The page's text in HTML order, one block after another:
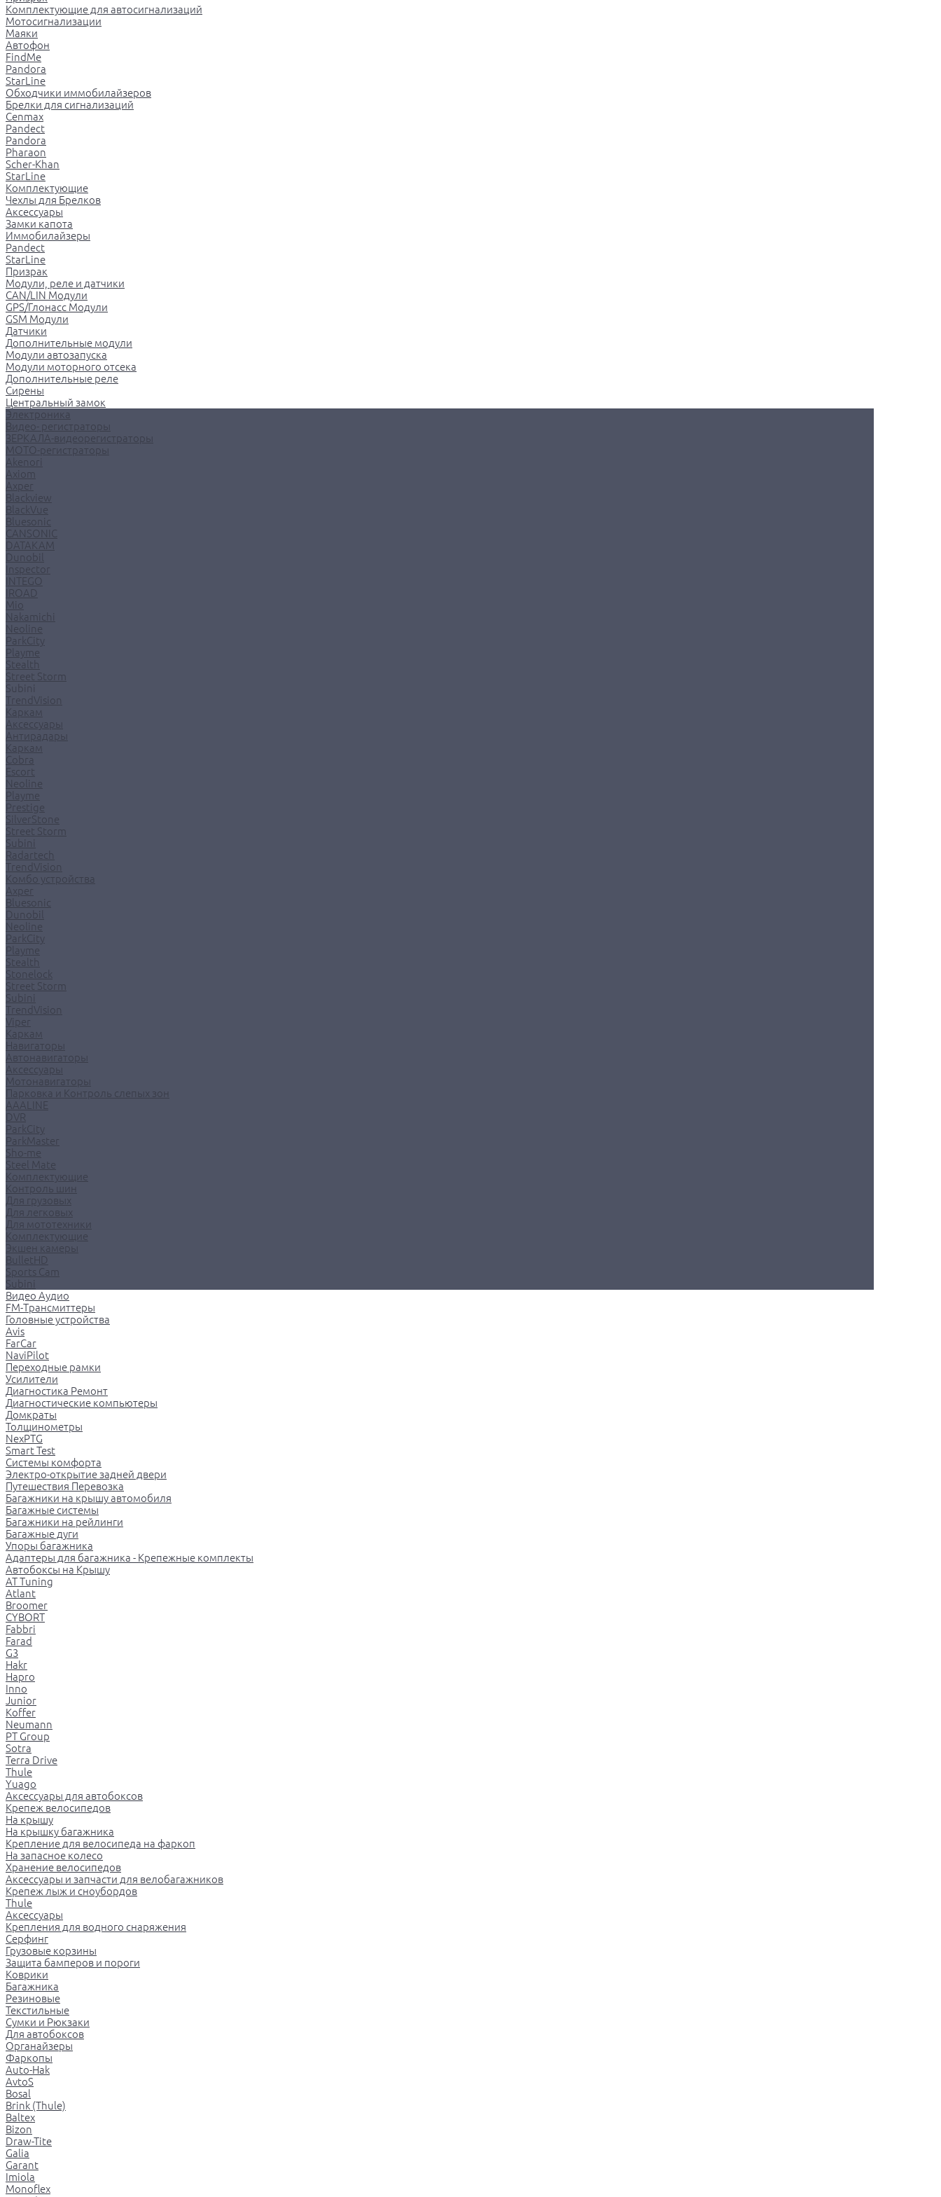
Комплектующие для автосигнализаций
Мотосигнализации
Маяки
Автофон
FindMe
Pandora
StarLine
Обходчики иммобилайзеров
Брелки для сигнализаций
Cenmax
Pandect
Pandora
Pharaon
Scher-Khan
StarLine
Комплектующие
Чехлы для Брелков
Аксессуары
Замки капота
Иммобилайзеры
Pandect
StarLine
Призрак
Модули, реле и датчики
CAN/LIN Модули
GPS/Глонасс Модули
GSM Модули
Датчики
Дополнительные модули
Модули автозапуска
Модули моторного отсека
Дополнительные реле
Сирены
Центральный замок
Электроника
Видео- регистраторы
ЗЕРКАЛА-видеорегистраторы
МОТО-регистраторы
Akenori
Axiom
Axper
Blackview
BlackVue
Bluesonic
CANSONIC
DATAKAM
Dunobil
Inspector
INTEGO
IROAD
Mio
Nakamichi
Neoline
ParkCity
Playme
Stealth
Street Storm
Subini
TrendVision
Каркам
Аксессуары
Антирадары
Каркам
Cobra
Escort
Neoline
Playme
Prestige
SilverStone
Street Storm
Subini
Radartech
TrendVision
Комбо устройства
Axper
Bluesonic
Dunobil
Neoline
ParkCity
Playme
Stealth
Stonelock
Street Storm
Subini
TrendVision
Viper
Каркам
Навигаторы
Автонавигаторы
Аксессуары
Мотонавигаторы
Парковка и Контроль слепых зон
AAALINE
DVR
ParkCity
ParkMaster
Sho-me
Steel Mate
Комплектующие
Контроль шин
Для грузовых
Для легковых
Для мототехники
Комплектующие
Экшен камеры
BulletHD
Sports Cam
Subini
Видео Аудио
FM-Трансмиттеры
Головные устройства
Avis
FarCar
NaviPilot
Переходные рамки
Усилители
Диагностика Ремонт
Диагностические компьютеры
Домкраты
Толщинометры
NexPTG
Smart Test
Системы комфорта
Электро-открытие задней двери
Путешествия Перевозка
Багажники на крышу автомобиля
Багажные системы
Багажники на рейлинги
Багажные дуги
Упоры багажника
Адаптеры для багажника - Крепежные комплекты
Автобоксы на Крышу
AT Tuning
Atlant
Broomer
CYBORT
Fabbri
Farad
G3
Hakr
Hapro
Inno
Junior
Koffer
Neumann
PT Group
Sotra
Terra Drive
Thule
Yuago
Аксессуары для автобоксов
Крепеж велосипедов
На крышу
На крышку багажника
Крепление для велосипеда на фаркоп
На запасное колесо
Хранение велосипедов
Аксессуары и запчасти для велобагажников
Крепеж лыж и сноубордов
Thule
Аксессуары
Крепления для водного снаряжения
Серфинг
Грузовые корзины
Защита бамперов и пороги
Коврики
Багажника
Резиновые
Текстильные
Сумки и Рюкзаки
Для автобоксов
Органайзеры
Фаркопы
Auto-Hak
AvtoS
Bosal
Brink (Thule)
Baltex
Bizon
Draw-Tite
Galia
Garant
Imiola
Monoflex